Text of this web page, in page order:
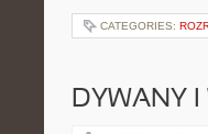
CATEGORIES:
DYWANY